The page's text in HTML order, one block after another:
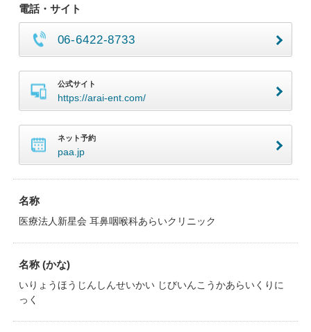
電話・サイト
06-6422-8733
公式サイト
https://arai-ent.com/
ネット予約
paa.jp
名称
医療法人新星会 耳鼻咽喉科あらいクリニック
名称 (かな)
いりょうほうじんしんせいかい じびいんこうかあらいくりに
っく